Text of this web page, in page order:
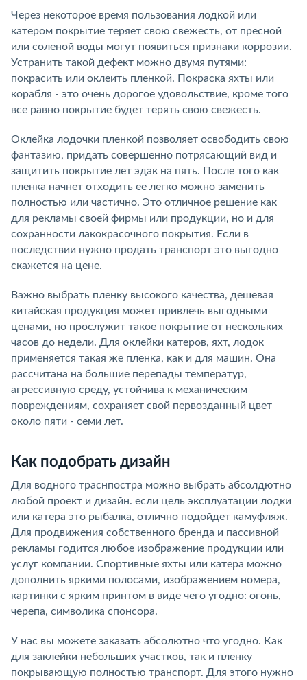
Через некоторое время пользования лодкой или
катером покрытие теряет свою свежесть, от пресной
или соленой воды могут появиться признаки коррозии.
Устранить такой дефект можно двумя путями:
покрасить или оклеить пленкой. Покраска яхты или
корабля - это очень дорогое удовольствие, кроме того
все равно покрытие будет терять свою свежесть.
Оклейка лодочки пленкой позволяет освободить свою
фантазию, придать совершенно потрясающий вид и
защитить покрытие лет эдак на пять. После того как
пленка начнет отходить ее легко можно заменить
полностью или частично. Это отличное решение как
для рекламы своей фирмы или продукции, но и для
сохранности лакокрасочного покрытия. Если в
последствии нужно продать транспорт это выгодно
скажется на цене.
Важно выбрать пленку высокого качества, дешевая
китайская продукция может привлечь выгодными
ценами, но прослужит такое покрытие от нескольких
часов до недели. Для оклейки катеров, яхт, лодок
применяется такая же пленка, как и для машин. Она
рассчитана на большие перепады температур,
агрессивную среду, устойчива к механическим
повреждениям, сохраняет свой первозданный цвет
около пяти - семи лет.
Как подобрать дизайн
Для водного траснпостра можно выбрать абсолдютно
любой проект и дизайн. если цель эксплуатации лодки
или катера это рыбалка, отлично подойдет камуфляж.
Для продвижения собственного бренда и пассивной
рекламы годится любое изображение продукции или
услуг компании. Спортивные яхты или катера можно
дополнить яркими полосами, изображением номера,
картинки с ярким принтом в виде чего угодно: огонь,
черепа, символика спонсора.
У нас вы можете заказать абсолютно что угодно. Как
для заклейки небольших участков, так и пленку
покрывающую полностью транспорт. Для этого нужно